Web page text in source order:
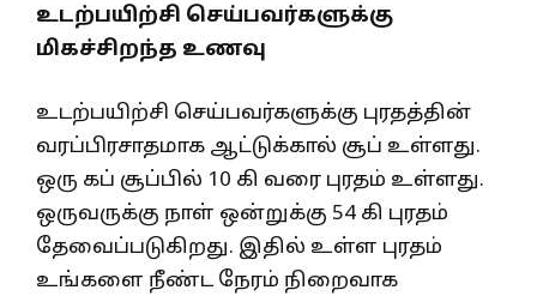
உடற்பயிற்சி செய்பவர்களுக்கு
மிகச்சிறந்த உணவு
உடற்பயிற்சி செய்பவர்களுக்கு புரதத்தின்
வரப்பிரசாதமாக ஆட்டுக்கால் சூப் உள்ளது.
ஒரு கப் சூப்பில் 10 கி வரை புரதம் உள்ளது.
ஒருவருக்கு நாள் ஒன்றுக்கு 54 கி புரதம்
தேவைப்படுகிறது. இதில் உள்ள புரதம்
உங்களை நீண்ட நேரம் நிறைவாக